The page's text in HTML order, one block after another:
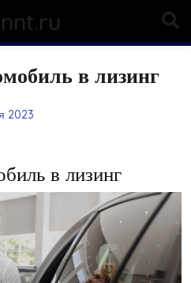
в лизинг
2023
в лизинг